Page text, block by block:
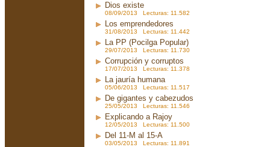
Dios existe
08/09/2013 Lecturas: 11.582
Los emprendedores
31/08/2013 Lecturas: 11.442
La PP (Pocilga Popular)
29/07/2013 Lecturas: 11.730
Corrupción y corruptos
17/07/2013 Lecturas: 11.378
La jauría humana
05/06/2013 Lecturas: 11.517
De gigantes y cabezudos
25/05/2013 Lecturas: 11.546
Explicando a Rajoy
12/05/2013 Lecturas: 11.500
Del 11-M al 15-A
03/05/2013 Lecturas: 11.891